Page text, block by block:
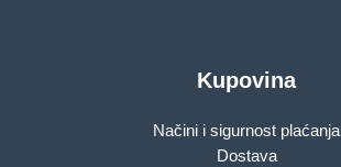
Kupovina
Načini i sigurnost plaćanja
Dostava